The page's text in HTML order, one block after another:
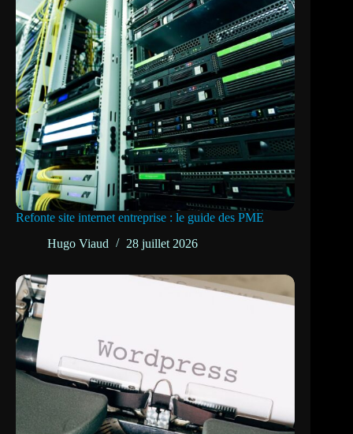
Refonte site internet entreprise : le guide des PME
Hugo Viaud
28 juillet 2026